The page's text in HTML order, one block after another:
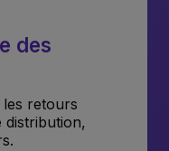
des
les retours
distribution,